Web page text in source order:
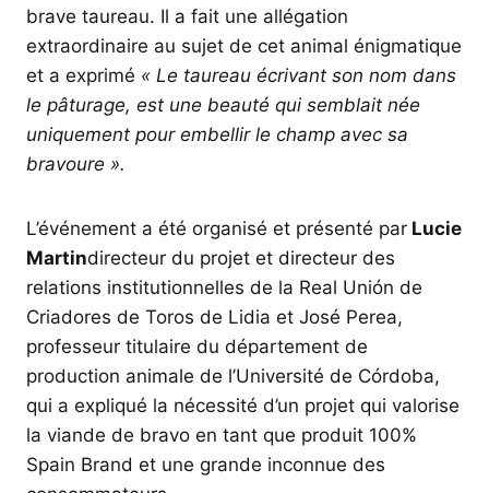
brave taureau. Il a fait une allégation
extraordinaire au sujet de cet animal énigmatique
et a exprimé « Le taureau écrivant son nom dans
le pâturage, est une beauté qui semblait née
uniquement pour embellir le champ avec sa
bravoure ».
L’événement a été organisé et présenté par Lucie
Martindirecteur du projet et directeur des
relations institutionnelles de la Real Unión de
Criadores de Toros de Lidia et José Perea,
professeur titulaire du département de
production animale de l’Université de Córdoba,
qui a expliqué la nécessité d’un projet qui valorise
la viande de bravo en tant que produit 100%
Spain Brand et une grande inconnue des